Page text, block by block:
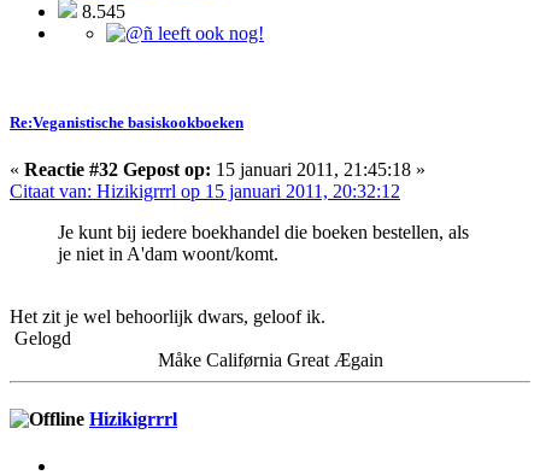
8.545
Re:Veganistische basiskookboeken
« Reactie #32 Gepost op: 15 januari 2011, 21:45:18 »
Citaat van: Hizikigrrrl op 15 januari 2011, 20:32:12
Je kunt bij iedere boekhandel die boeken bestellen, als
je niet in A'dam woont/komt.
Het zit je wel behoorlijk dwars, geloof ik.
Gelogd
Måke Califørnia Great Ægain
Hizikigrrrl